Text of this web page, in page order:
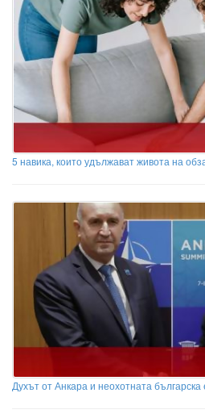
5 навика, които удължават живота на
Духът от Анкара и неохотната